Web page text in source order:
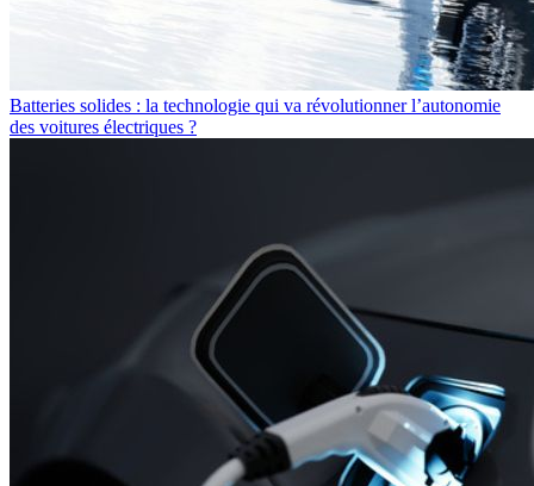
Batteries solides : la technologie qui va révolutionner l’autonomie
des voitures électriques ?